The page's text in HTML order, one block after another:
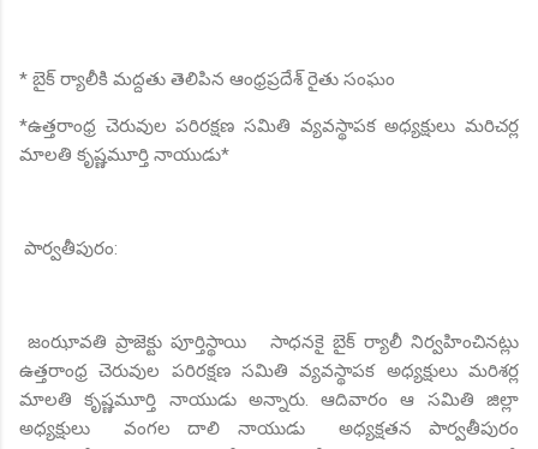
* బైక్ ర్యాలీకి మద్దతు తెలిపిన ఆంధ్రప్రదేశ్ రైతు సంఘం
*ఉత్తరాంధ్ర చెరువుల పరిరక్షణ సమితి వ్యవస్థాపక అధ్యక్షులు మరిచర్ల
మాలతి కృష్ణమూర్తి నాయుడు*
పార్వతీపురం:
జంఝావతి ప్రాజెక్టు పూర్తిస్థాయి సాధనకై బైక్ ర్యాలీ నిర్వహించినట్లు
ఉత్తరాంధ్ర చెరువుల పరిరక్షణ సమితి వ్యవస్థాపక అధ్యక్షులు మరిశర్ల
మాలతి కృష్ణమూర్తి నాయుడు అన్నారు. ఆదివారం ఆ సమితి జిల్లా
అధ్యక్షులు వంగల దాలి నాయుడు అధ్యక్షతన పార్వతీపురం